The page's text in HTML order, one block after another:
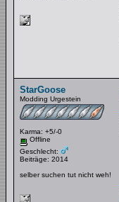
StarGoose
Modding Urgestein
Karma: +5/-0
Offline
Geschlecht:
Beiträge: 2014
selber suchen tut nicht weh!